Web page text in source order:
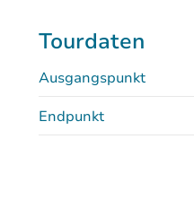
Tourdaten
Ausgangspunkt
Endpunkt